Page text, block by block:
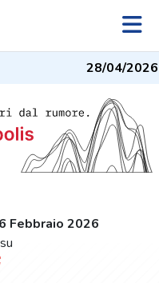
28/04/2026
Febbraio 2026